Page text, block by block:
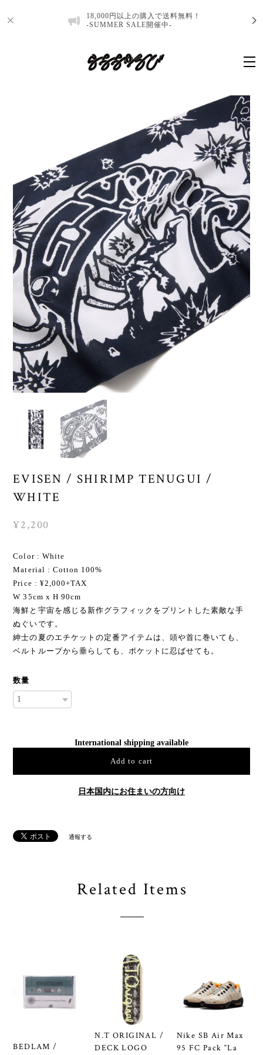
18,000円以上の購入で送料無料！
-SUMMER SALE開催中-
EVISEN / SHIRIMP TENUGUI /
WHITE
¥2,200
Color : White
Material : Cotton 100%
Price : ¥2,000+TAX
W 35cm x H 90cm
海鮮と宇宙を感じる新作グラフィックをプリントした素敵な手
ぬぐいです。
紳士の夏のエチケットの定番アイテムは、頭や首に巻いても、
ベルトループから垂らしても、ポケットに忍ばせても。
数量
International shipping available
Add to cart
日本国内にお住まいの方向け
通報する
Related Items
BEDLAM /
N.T ORIGINAL /
DECK LOGO
Nike SB Air Max
95 FC Pack “La